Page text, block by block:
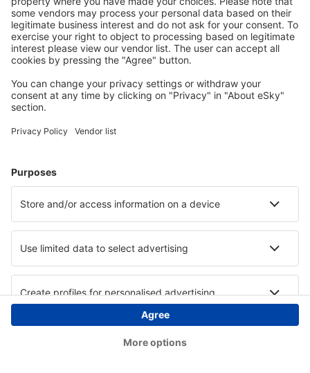
Copyright © eSkyTravel.no. Alle rettigheter forbeholdt.